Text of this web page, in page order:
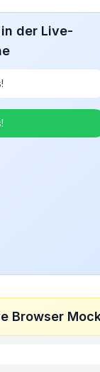
der Live-
Browser